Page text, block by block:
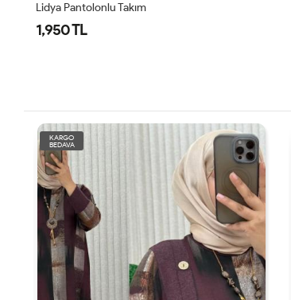
Lidya Pantolonlu Takım
1,950 TL
KARGO
BEDAVA